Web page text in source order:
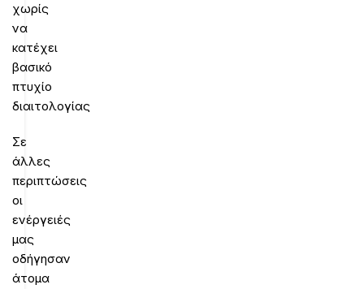
χωρίς
να
κατέχει
βασικό
πτυχίο
διαιτολογίας
Σε
άλλες
περιπτώσεις
οι
ενέργειές
μας
οδήγησαν
άτομα